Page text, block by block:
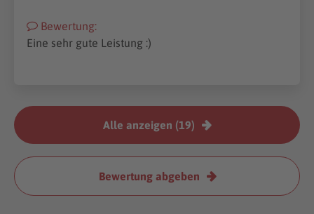
Bewertung:
Eine sehr gute Leistung :)
Alle anzeigen (19)
Bewertung abgeben